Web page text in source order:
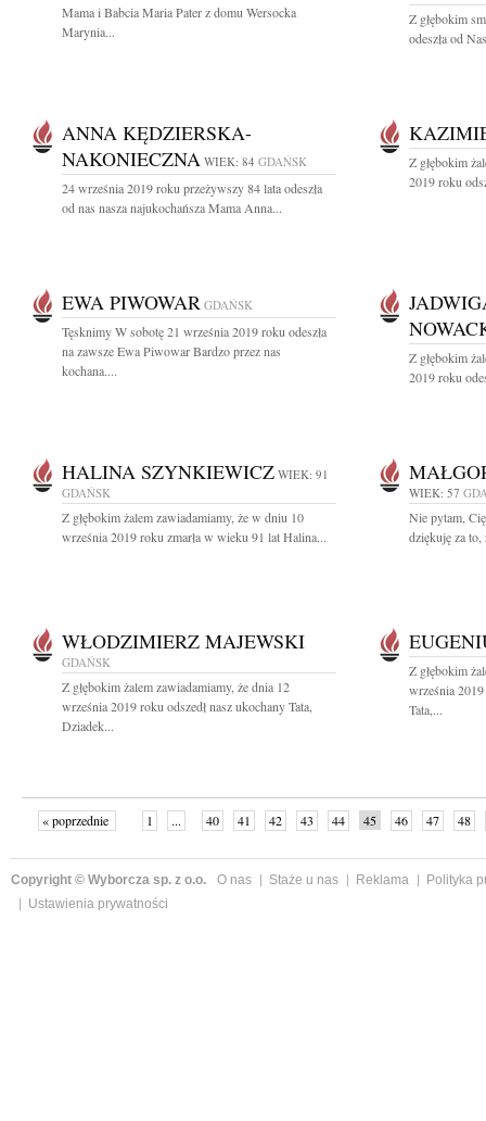
Mama i Babcia Maria Pater z domu Wersocka
Marynia...
Z głębokim
odeszła od
ANNA KĘDZIERSKA-
NAKONIECZNA WIEK: 84 GDAŃSK
24 września 2019 roku przeżywszy 84 lata odeszła
od nas nasza najukochańsza Mama Anna...
Z głębokim
2019 roku
EWA PIWOWAR GDAŃSK
Tęsknimy W sobotę 21 września 2019 roku odeszła
na zawsze Ewa Piwowar Bardzo przez nas
kochana....
Z głębokim
2019 roku
HALINA SZYNKIEWICZ WIEK: 91
GDAŃSK
Z głębokim żalem zawiadamiamy, że w dniu 10
września 2019 roku zmarła w wieku 91 lat Halina...
WIEK: 57
Nie pytam,
dziękuję za to,
WŁODZIMIERZ MAJEWSKI
GDAŃSK
Z głębokim żalem zawiadamiamy, że dnia 12
września 2019 roku odszedł nasz ukochany Tata,
Dziadek...
Z głębokim
września
Tata,...
« poprzednie 1 ... 40 41 42 43 44 45 46 47
48
Copyright © Wyborcza sp. z o.o. O nas Staże u nas Reklama
Polityka
Ustawienia prywatności